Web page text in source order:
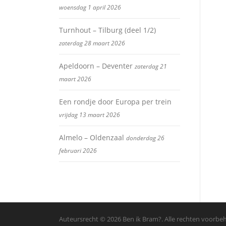
woensdag 1 april 2026
Turnhout – Tilburg (deel 1/2)
zaterdag 28 maart 2026
Apeldoorn – Deventer zaterdag 21
maart 2026
Een rondje door Europa per trein
vrijdag 13 maart 2026
Almelo – Oldenzaal donderdag 26
februari 2026
Auteursrecht © 2026 Ben ik Bram?. Alle rechten